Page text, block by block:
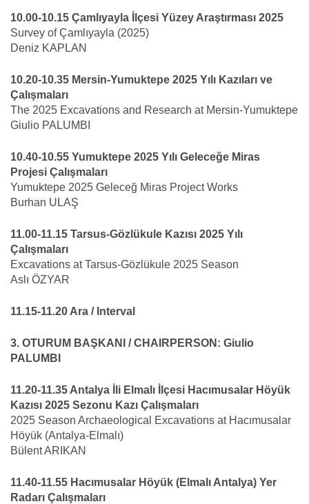
10.00-10.15 Çamlıyayla İlçesi Yüzey Araştırması 2025
Survey of Çamlıyayla (2025)
Deniz KAPLAN
10.20-10.35 Mersin-Yumuktepe 2025 Yılı Kazıları ve
Çalışmaları
The 2025 Excavations and Research at Mersin-Yumuktepe
Giulio PALUMBI
10.40-10.55 Yumuktepe 2025 Yılı Geleceğe Miras
Projesi Çalışmaları
Yumuktepe 2025 Geleceğ Miras Project Works
Burhan ULAŞ
11.00-11.15 Tarsus-Gözlükule Kazısı 2025 Yılı
Çalışmaları
Excavations at Tarsus-Gözlükule 2025 Season
Aslı ÖZYAR
11.15-11.20 Ara / Interval
3. OTURUM BAŞKANI / CHAIRPERSON: Giulio
PALUMBI
11.20-11.35 Antalya İli Elmalı İlçesi Hacımusalar Höyük
Kazısı 2025 Sezonu Kazı Çalışmaları
2025 Season Archaeological Excavations at Hacımusalar
Höyük (Antalya-Elmalı)
Bülent ARIKAN
11.40-11.55 Hacımusalar Höyük (Elmalı Antalya) Yer
Radarı Çalışmaları